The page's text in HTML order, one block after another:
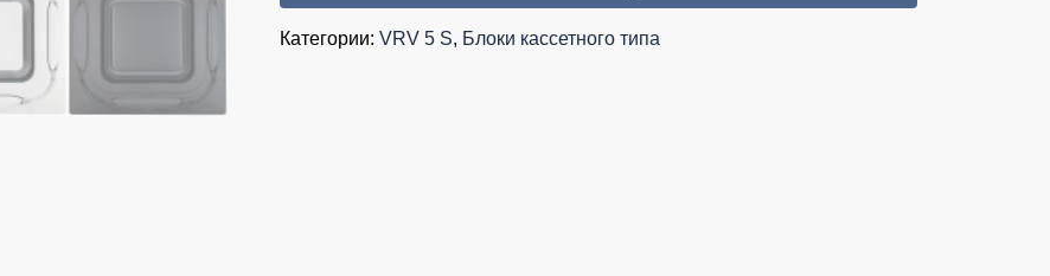
Категории:VRV 5 S, Блоки кассетного типа